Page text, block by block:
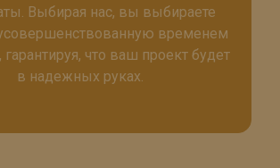
Выбирая нас, вы выбираете
временем
гарантируя, что ваш проект будет
в надежных руках.